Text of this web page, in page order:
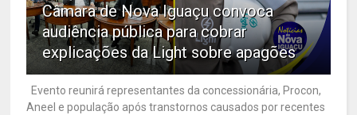
Câmara de Nova Iguaçu convoca
audiência pública para cobrar
explicações da Light sobre apagões
Evento reunirá representantes da concessionária, Procon,
Aneel e população após transtornos causados por recentes